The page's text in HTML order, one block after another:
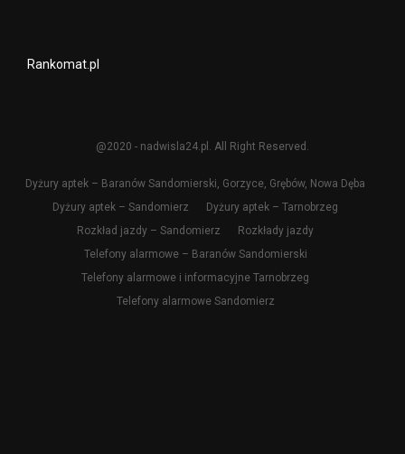
Rankomat.pl
@2020 - nadwisla24.pl. All Right Reserved.
Dyżury aptek – Baranów Sandomierski, Gorzyce, Grębów, Nowa Dęba
Dyżury aptek – Sandomierz
Dyżury aptek – Tarnobrzeg
Rozkład jazdy – Sandomierz
Rozkłady jazdy
Telefony alarmowe – Baranów Sandomierski
Telefony alarmowe i informacyjne Tarnobrzeg
Telefony alarmowe Sandomierz